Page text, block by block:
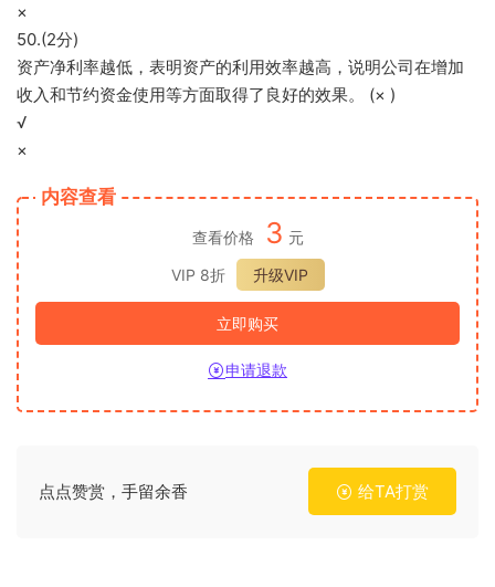
×
50.(2分)
资产净利率越低，表明资产的利用效率越高，说明公司在增加
收入和节约资金使用等方面取得了良好的效果。 (× )
√
×
内容查看
查看价格 3 元
VIP 8折
升级VIP
立即购买
申请退款
点点赞赏，手留余香 给TA打赏